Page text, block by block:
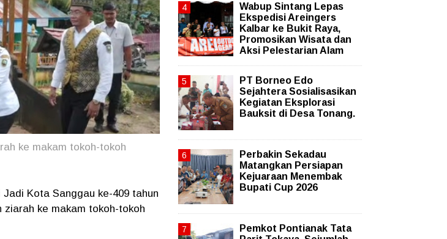
ke makam tokoh-tokoh
Kota Sanggau ke-409 tahun
ziarah ke makam tokoh-tokoh
Wabup Sintang Lepas
Ekspedisi Areingers
Kalbar ke Bukit Raya,
Promosikan Wisata dan
Aksi Pelestarian Alam
PT Borneo Edo
Sejahtera Sosialisasikan
Kegiatan Eksplorasi
Bauksit di Desa Tonang.
Perbakin Sekadau
Matangkan Persiapan
Kejuaraan Menembak
Bupati Cup 2026
Pemkot Pontianak Tata